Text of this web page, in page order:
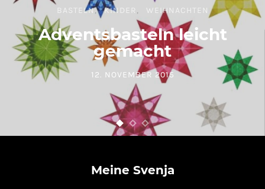
BASTELN KINDER WEIHNACHTEN
Adventsbasteln leicht
gemacht
POSTED ON
12. NOVEMBER 2015
Meine Svenja